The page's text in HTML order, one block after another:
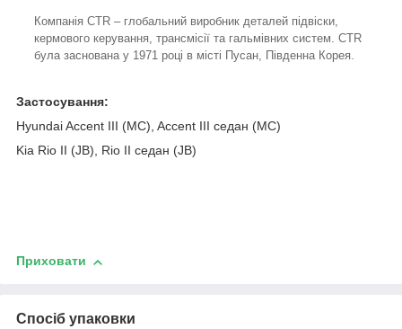
Компанія CTR – глобальний виробник деталей підвіски,
кермового керування, трансмісії та гальмівних систем. CTR
була заснована у 1971 році в місті Пусан, Південна Корея.
Застосування:
Hyundai Accent III (MC), Accent III седан (MC)
Kia Rio II (JB), Rio II седан (JB)
Приховати
Спосіб упаковки